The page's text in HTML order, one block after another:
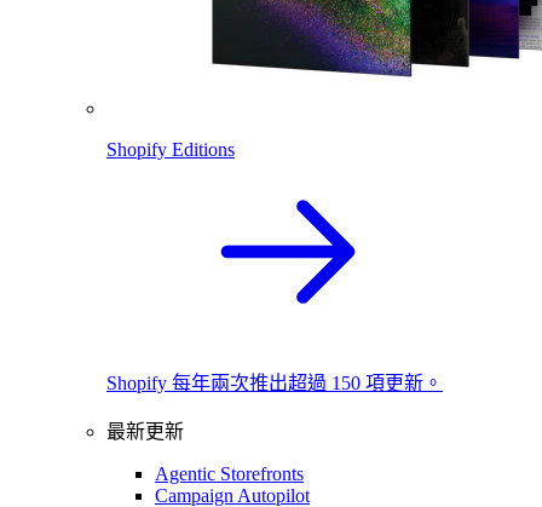
Shopify Editions
Shopify 每年兩次推出超過 150 項更新。
最新更新
Agentic Storefronts
Campaign Autopilot